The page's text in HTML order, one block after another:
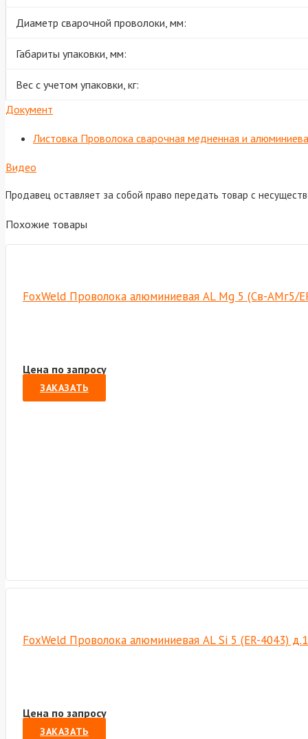
Диаметр сварочной проволоки, мм:
Габариты упаковки, мм:
Вес с учетом упаковки, кг:
Документ
Листовка Проволока сварочная медненная и
Видео
Продавец оставляет за собой право передать товар с
Похожие товары
FoxWeld Проволока алюминиевая AL Mg 5 (Св-АМг5/
Цена по запросу
ЗАКАЗАТЬ
FoxWeld Проволока алюминиевая AL Si 5 (ER-4043)
Цена по запросу
ЗАКАЗАТЬ